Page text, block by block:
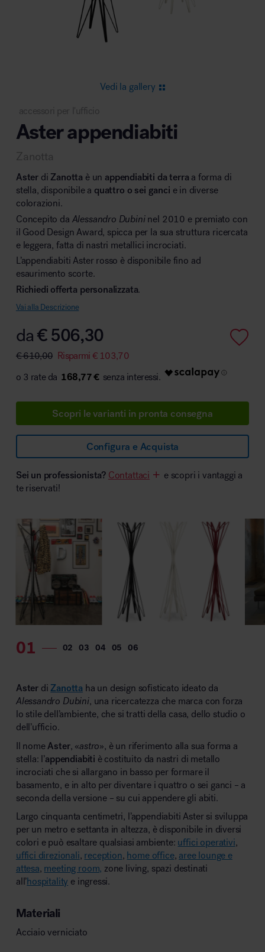
Area riunione e convegni
Area lounge e attesa
Area outdoor
MillerKnoll
Vedi la gallery
accessori per l'ufficio
Aster appendiabiti
Zanotta
Aster di Zanotta è un appendiabiti da terra a forma di
stella, disponibile a quattro o sei ganci e in diverse
colorazioni.
Concepito da Alessandro Dubini nel 2010 e premiato con
il Good Design Award, spicca per la sua struttura ricercata
e leggera, fatta di nastri metallici incrociati.
L’appendiabiti Aster rosso è disponibile fino ad
esaurimento scorte.
Richiedi offerta personalizzata.
Vai alla Descrizione
da€506,30
€610,00 Risparmi €103,70
168,77 €
Scopri le varianti in pronta consegna
Configura e Acquista
Sei un professionista? Contattaci
e scopri i vantaggi a
te riservati!
Aster di Zanotta ha un design sofisticato ideato da
Alessandro Dubini, una ricercatezza che marca con forza
lo stile dell’ambiente, che si tratti della casa, dello studio o
dell’ufficio.
Il nomeAster, «astro», è un riferimento alla sua forma a
stella: l’appendiabiti è costituito da nastri di metallo
incrociati che si allargano in basso per formare il
basamento, e in alto per diventare i quattro o sei ganci – a
seconda della versione – su cui appendere gli abiti.
Largo cinquanta centimetri, l’appendiabiti Aster si sviluppa
per un metro e settanta in altezza, è disponibile in diversi
colori e può esaltare qualsiasi ambiente: uffici operativi,
uffici direzionali, reception, home office, aree lounge e
attesa, meeting room, zone living, spazi destinati
all’hospitality e ingressi.
Materiali
Acciaio verniciato